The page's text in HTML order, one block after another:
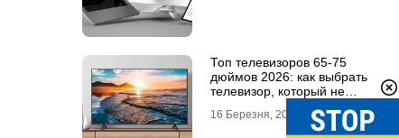
Топ телевизоров 65-75
дюймов 2026: как выбрать
телевизор, который не
16 Березня, 2026